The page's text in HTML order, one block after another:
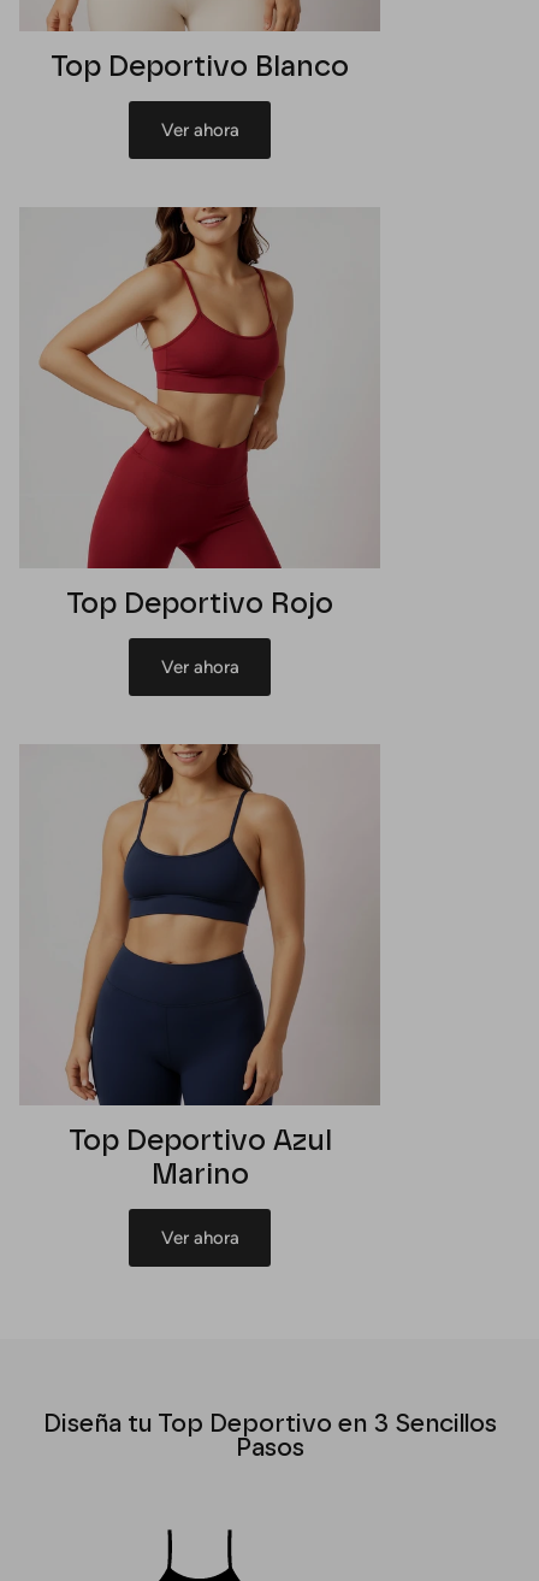
Top Deportivo Blanco
Ver ahora
Top Deportivo Rojo
Ver ahora
Top Deportivo Azul
Marino
Ver ahora
Diseña tu Top Deportivo en 3 Sencillos
Pasos